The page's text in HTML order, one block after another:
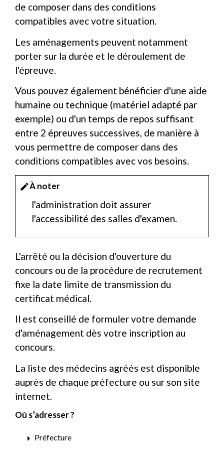
de composer dans des conditions
compatibles avec votre situation.
Les aménagements peuvent notamment
porter sur la durée et le déroulement de
l'épreuve.
Vous pouvez également bénéficier d'une aide
humaine ou technique (matériel adapté par
exemple) ou d'un temps de repos suffisant
entre 2 épreuves successives, de manière à
vous permettre de composer dans des
conditions compatibles avec vos besoins.
editÀ noter
l'administration doit assurer
l'accessibilité des salles d'examen.
L'arrêté ou la décision d'ouverture du
concours ou de la procédure de recrutement
fixe la date limite de transmission du
certificat médical.
Il est conseillé de formuler votre demande
d'aménagement dès votre inscription au
concours.
La liste des médecins agréés est disponible
auprès de chaque préfecture ou sur son site
internet.
Où s’adresser ?
arrow_right Préfecture